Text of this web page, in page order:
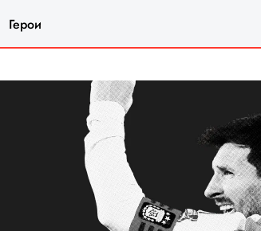
Герои